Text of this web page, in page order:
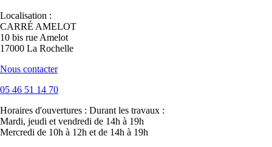
Localisation :
CARRÉ AMELOT
10 bis rue Amelot
17000 La Rochelle
Nous contacter
05 46 51 14 70
Horaires d'ouvertures : Durant les travaux :
Mardi, jeudi et vendredi de 14h à 19h
Mercredi de 10h à 12h et de 14h à 19h